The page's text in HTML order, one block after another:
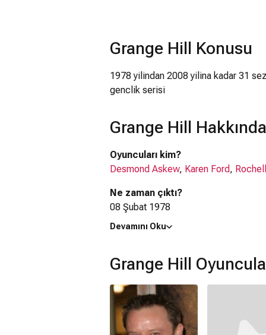
Grange Hill Konusu
1978 yilindan 2008 yilina kadar 31
genclik serisi
Grange Hill
Oyuncuları kim?
Desmond Askew, Karen Ford,
Ne zaman çıktı?
08 Şubat 1978
Grange Hill dizisi nerede çekildi?
Kaç saat?
25 dakika
IMDb puanı kaç?
7.1
Devamını Oku
Grange Hill